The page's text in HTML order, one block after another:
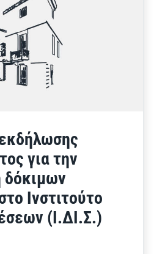
για την
δόκιμων
Ινστιτούτο
(Ι.ΔΙ.Σ.)